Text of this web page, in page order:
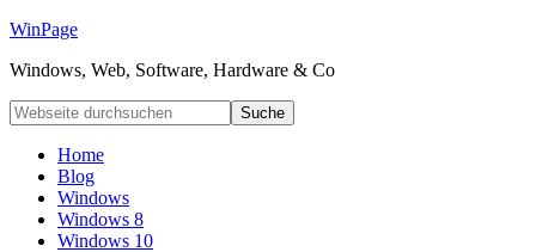
WinPage
Windows, Web, Software, Hardware & Co
Home
Blog
Windows
Windows 8
Windows 10